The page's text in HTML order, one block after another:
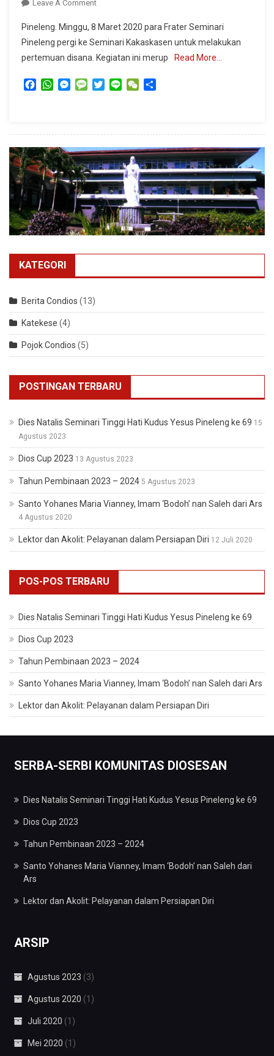
Leave A CommentOn
Segitiga:
Seminari
Pineleng,
Kakaskasen,
Pineleng. Minggu, 8 Maret 2020 para Frater Seminari
Pineleng pergi ke Seminari Kakaskasen untuk melakukan
pertemuan disana. Kegiatan ini merup
Read More…
FacebookWhatsApp
Messenger
Message
Twitter
Line WeChat
KATEGORI
Berita Condios (13)
Katekese (4)
Pojok Condios (5)
POSTINGAN TERBARU
Dies Natalis Seminari Tinggi Hati Kudus Yesus Pineleng ke 69 15
Agustus 2023
Dios Cup 2023 13 Agustus 2023
Tahun Pembinaan 2023 – 2024 5 Agustus 2023
Santo Yohanes Maria Vianney, Imam ‘Bodoh’ nan Saleh dari Ars
4 Agustus 2020
Lektor dan Akolit: Pelayanan dalam Persiapan Diri 12 Juli 2020
POS-POS TERBARU
Dies Natalis Seminari Tinggi Hati Kudus Yesus Pineleng ke 69
Dios Cup 2023
Tahun Pembinaan 2023 – 2024
Santo Yohanes Maria Vianney, Imam ‘Bodoh’ nan Saleh dari Ars
Lektor dan Akolit: Pelayanan dalam Persiapan Diri
SERBA-SERBI KOMUNITAS DIOSESAN
Dies Natalis Seminari Tinggi Hati Kudus Yesus Pineleng ke 69
Dios Cup 2023
Tahun Pembinaan 2023 – 2024
Santo Yohanes Maria Vianney, Imam ‘Bodoh’ nan Saleh dari
Ars
Lektor dan Akolit: Pelayanan dalam Persiapan Diri
ARSIP
Agustus 2023 (3)
Agustus 2020 (1)
Juli 2020 (1)
Mei 2020 (1)